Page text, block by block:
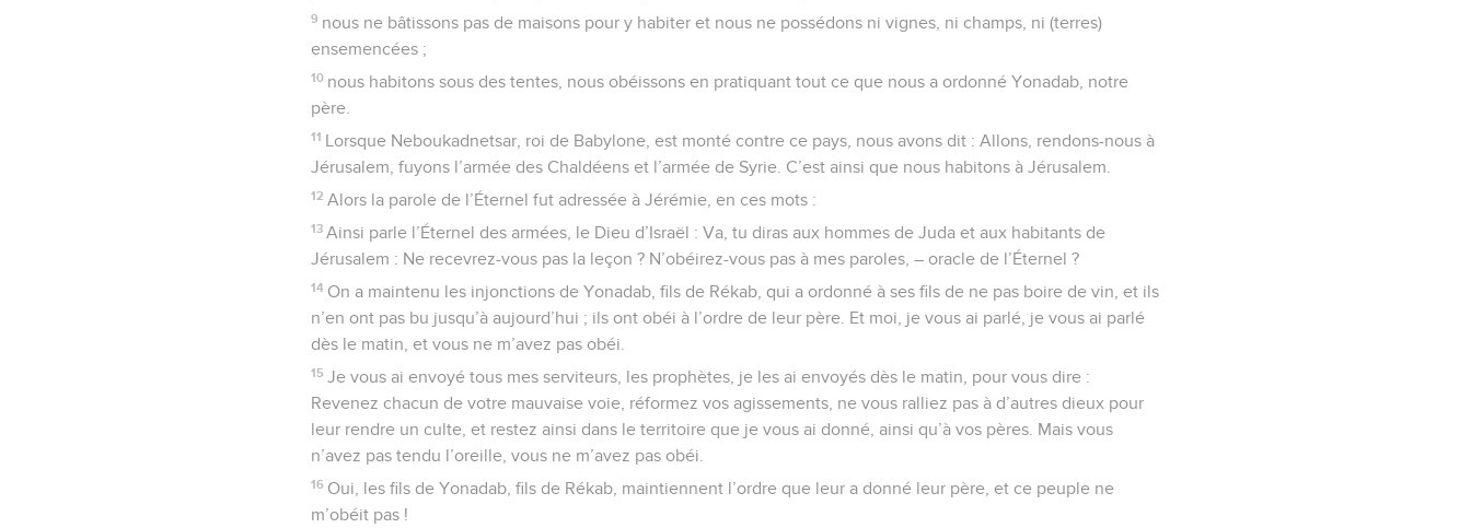
9 nous ne bâtissons pas de maisons pour y habiter et nous ne possédons ni vignes, ni champs, ni (terres)
ensemencées ;
10 nous habitons sous des tentes, nous obéissons en pratiquant tout ce que nous a ordonné Yonadab, notre
père.
11 Lorsque Neboukadnetsar, roi de Babylone, est monté contre ce pays, nous avons dit : Allons, rendons-nous à
Jérusalem, fuyons l’armée des Chaldéens et l’armée de Syrie. C’est ainsi que nous habitons à Jérusalem.
12 Alors la parole de l’Éternel fut adressée à Jérémie, en ces mots :
13 Ainsi parle l’Éternel des armées, le Dieu d’Israël : Va, tu diras aux hommes de Juda et aux habitants de
Jérusalem : Ne recevrez-vous pas la leçon ? N’obéirez-vous pas à mes paroles, – oracle de l’Éternel ?
14 On a maintenu les injonctions de Yonadab, fils de Rékab, qui a ordonné à ses fils de ne pas boire de vin, et ils
n’en ont pas bu jusqu’à aujourd’hui ; ils ont obéi à l’ordre de leur père. Et moi, je vous ai parlé, je vous ai parlé
dès le matin, et vous ne m’avez pas obéi.
15 Je vous ai envoyé tous mes serviteurs, les prophètes, je les ai envoyés dès le matin, pour vous dire :
Revenez chacun de votre mauvaise voie, réformez vos agissements, ne vous ralliez pas à d’autres dieux pour
leur rendre un culte, et restez ainsi dans le territoire que je vous ai donné, ainsi qu’à vos pères. Mais vous
n’avez pas tendu l’oreille, vous ne m’avez pas obéi.
16 Oui, les fils de Yonadab, fils de Rékab, maintiennent l’ordre que leur a donné leur père, et ce peuple ne
m’obéit pas !